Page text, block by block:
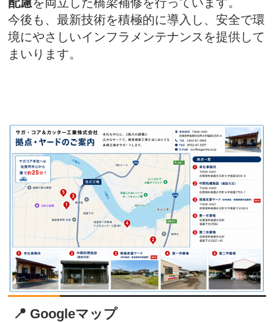
今後も、最新技術を積極的に導入し、安全で環
境にやさしいインフラメンテナンスを提供して
まいります。
📍 Googleマップ